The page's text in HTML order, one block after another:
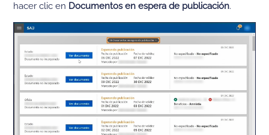
hacer clic en Documentos en espera de publicación.